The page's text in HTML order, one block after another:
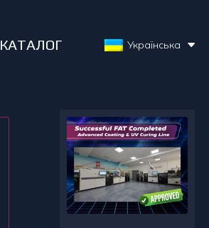
КАТАЛОГ Українська